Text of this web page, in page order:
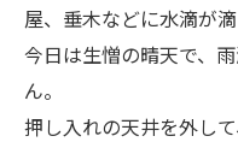
屋、垂木などに水滴が
今日は生憎の晴天で、
ん。
押し入れの天井を外し